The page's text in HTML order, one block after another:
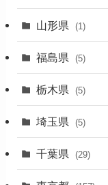
(1)
(1)
(3)
山形県 (1)
福島県 (5)
栃木県 (5)
埼玉県 (5)
千葉県 (29)